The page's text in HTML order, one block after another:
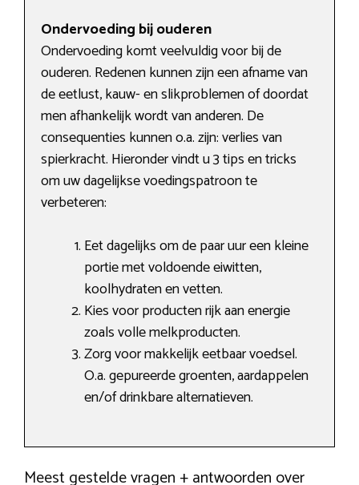
Ondervoeding bij ouderen
Ondervoeding komt veelvuldig voor bij de
ouderen. Redenen kunnen zijn een afname van
de eetlust, kauw- en slikproblemen of doordat
men afhankelijk wordt van anderen. De
consequenties kunnen o.a. zijn: verlies van
spierkracht. Hieronder vindt u 3 tips en tricks
om uw dagelijkse voedingspatroon te
verbeteren:
Eet dagelijks om de paar uur een kleine
portie met voldoende eiwitten,
koolhydraten en vetten.
Kies voor producten rijk aan energie
zoals volle melkproducten.
Zorg voor makkelijk eetbaar voedsel.
O.a. gepureerde groenten, aardappelen
en/of drinkbare alternatieven.
Meest gestelde vragen + antwoorden over